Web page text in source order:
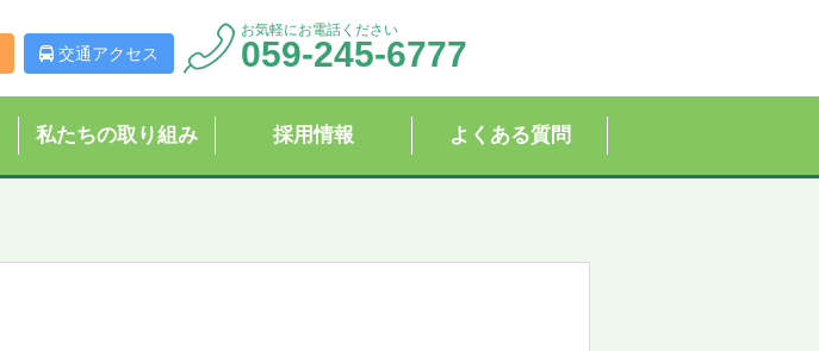
交通アクセス
お気軽にお電話ください
059-245-6777
私たちの取り組み 採用情報 よくある質問